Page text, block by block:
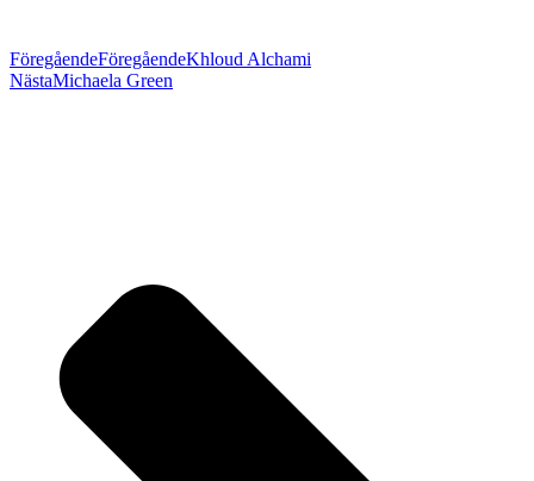
FöregåendeFöregåendeKhloud Alchami
NästaMichaela Green